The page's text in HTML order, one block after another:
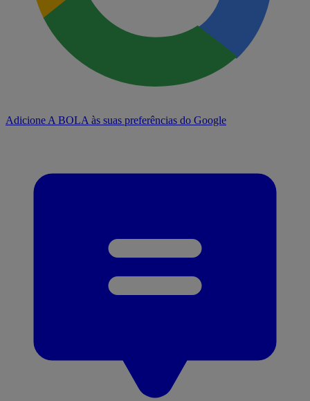
Adicione A BOLA às suas preferências do Google